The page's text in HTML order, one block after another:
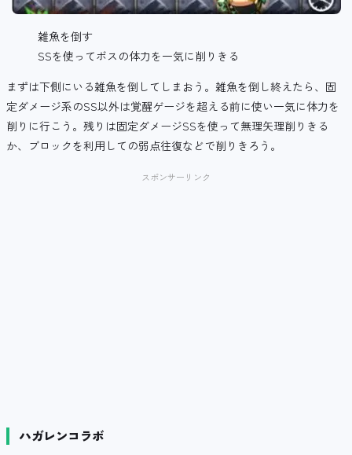
雑魚を倒す
SSを使ってボスの体力を一気に削りきる
まずは下側にいる雑魚を倒してしまおう。雑魚を倒し終えたら、固
定ダメージ系のSS以外は覚醒ゲージを超える前に使い一気に体力を
削りに行こう。残りは固定ダメージSSを使って無理矢理削りきる
か、ブロックを利用しての弱点往復などで削りきろう。
スポンサーリンク
ハガレンコラボ